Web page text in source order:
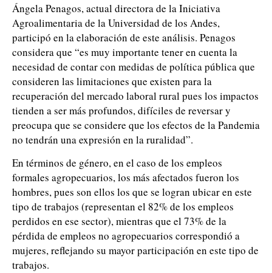
Ángela Penagos, actual directora de la Iniciativa
Agroalimentaria de la Universidad de los Andes,
participó en la elaboración de este análisis. Penagos
considera que “es muy importante tener en cuenta la
necesidad de contar con medidas de política pública que
consideren las limitaciones que existen para la
recuperación del mercado laboral rural pues los impactos
tienden a ser más profundos, difíciles de reversar y
preocupa que se considere que los efectos de la Pandemia
no tendrán una expresión en la ruralidad”.
En términos de género, en el caso de los empleos
formales agropecuarios, los más afectados fueron los
hombres, pues son ellos los que se logran ubicar en este
tipo de trabajos (representan el 82% de los empleos
perdidos en ese sector), mientras que el 73% de la
pérdida de empleos no agropecuarios correspondió a
mujeres, reflejando su mayor participación en este tipo de
trabajos.